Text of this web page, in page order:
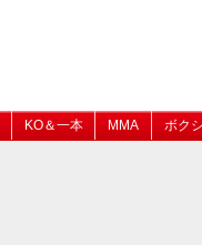
KO＆一本 MMA ボク